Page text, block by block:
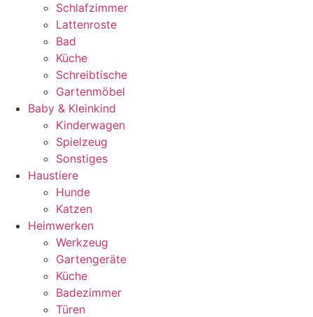
Schlafzimmer
Lattenroste
Bad
Küche
Schreibtische
Gartenmöbel
Baby & Kleinkind
Kinderwagen
Spielzeug
Sonstiges
Haustiere
Hunde
Katzen
Heimwerken
Werkzeug
Gartengeräte
Küche
Badezimmer
Türen